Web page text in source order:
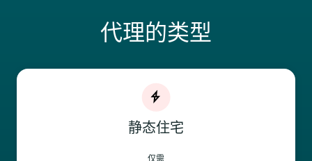
代理的类型
静态住宅
仅需